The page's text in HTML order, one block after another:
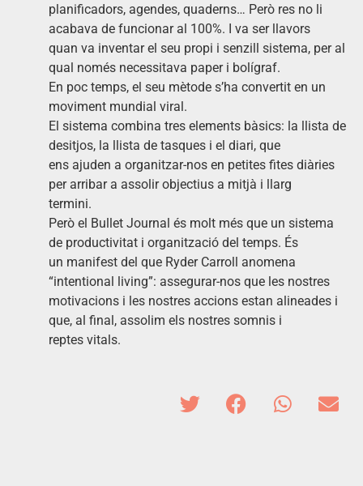
planificadors, agendes, quaderns… Però res no li
acabava de funcionar al 100%. I va ser llavors
quan va inventar el seu propi i senzill sistema, per al
qual només necessitava paper i bolígraf.
En poc temps, el seu mètode s’ha convertit en un
moviment mundial viral.
El sistema combina tres elements bàsics: la llista de
desitjos, la llista de tasques i el diari, que
ens ajuden a organitzar-nos en petites fites diàries
per arribar a assolir objectius a mitjà i llarg
termini.
Però el Bullet Journal és molt més que un sistema
de productivitat i organització del temps. És
un manifest del que Ryder Carroll anomena
“intentional living”: assegurar-nos que les nostres
motivacions i les nostres accions estan alineades i
que, al final, assolim els nostres somnis i
reptes vitals.